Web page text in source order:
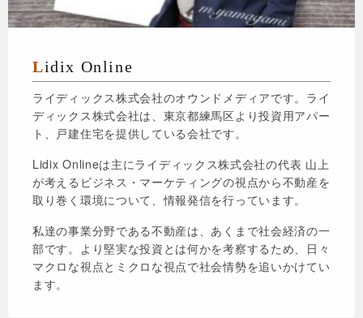
Lidix Online
ライディックス株式会社のオウンドメディアです。ライ
ディックス株式会社は、東京都練馬区より投資用アパー
ト、戸建住宅を提供している会社です。
Lidix Onlineは主にライディックス株式会社の代表 山上
が考えるビジネス・マーケティングの視点から不動産を
取り巻く環境について、情報発信を行っています。
私達の事業分野である不動産は、あくまで社会経済の一
部です。より堅実な投資とは何かを考察するため、日々
マクロな視点とミクロな視点で社会情勢を追いかけてい
ます。